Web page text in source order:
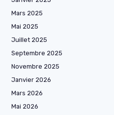
Mars 2025
Mai 2025
Juillet 2025
Septembre 2025
Novembre 2025
Janvier 2026
Mars 2026
Mai 2026